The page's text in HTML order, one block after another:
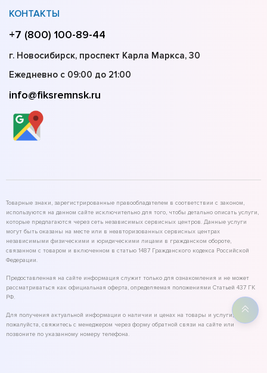
КОНТАКТЫ
+7 (800) 100-89-44
г. Новосибирск, проспект Карла Маркса, 30
Ежедневно с 09:00 до 21:00
info@fiksremnsk.ru
Товарные знаки, зарегистрированные правообладателем в соответствии с законом,
используются на данном сайте исключительно для того, чтобы детально описать услуги,
которые предлагаются через сеть независимых сервисных центров. Данные услуги
могут быть оказаны на месте или в неавторизованных сервисных центрах
независимыми физическими и юридическими лицами в гражданском обороте,
связанном с товаром и включенном в статью 1487 Гражданского кодекса Российской
Федерации.
Предоставленная на сайте информация служит только для ознакомления и не может
рассматриваться как официальная оферта, определяемая положениями Статьей 437 ГК
РФ.
Для получения актуальной информации о наличии и ценах на товары и услуги,
пожалуйста, свяжитесь с менеджером через форму обратной связи на сайте или
позвоните по указанному номеру телефона.